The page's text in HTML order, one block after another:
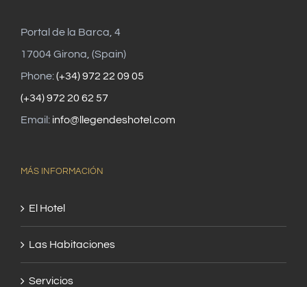
Portal de la Barca, 4
17004 Girona, (Spain)
Phone:(+34) 972 22 09 05
(+34) 972 20 62 57
Email: info@llegendeshotel.com
MÁS INFORMACIÓN
El Hotel
Las Habitaciones
Servicios